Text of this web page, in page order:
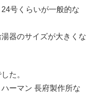
号くらいが一般的な
器のサイズが大きくな
た。
ーマン 長府製作所な